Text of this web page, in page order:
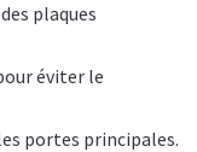
plaques
éviter le
portes principales.